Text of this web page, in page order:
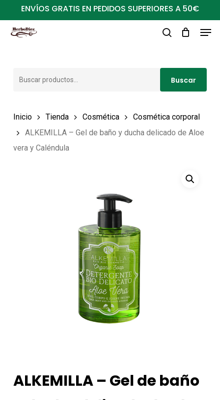
al
contenido
ENVÍOS GRATIS EN PEDIDOS SUPERIORES A 50€
Buscar
Inicio Tienda Cosmética
Cosmética corporal
ALKEMILLA – Gel de baño y ducha delicado de Aloe
vera y Caléndula
ALKEMILLA – Gel de baño
Close